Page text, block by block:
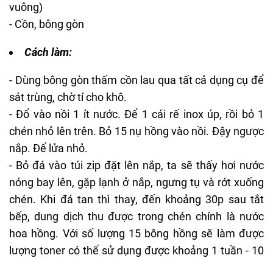
vuông)
- Cồn, bông gòn
Cách làm:
- Dùng bông gòn thấm cồn lau qua tất cả dụng cụ để
sát trùng, chờ tí cho khô.
- Đổ vào nồi 1 ít nước. Để 1 cái rế inox úp, rồi bỏ 1
chén nhỏ lên trên. Bỏ 15 nụ hồng vào nồi. Đậy ngược
nắp. Để lửa nhỏ.
- Bỏ đá vào túi zip đặt lên nắp, ta sẽ thấy hơi nước
nóng bay lên, gặp lạnh ở nắp, ngưng tụ và rớt xuống
chén. Khi đá tan thì thay, đến khoảng 30p sau tắt
bếp, dung dịch thu được trong chén chính là nước
hoa hồng. Với số lượng 15 bông hồng sẽ làm được
lượng toner có thể sử dụng được khoảng 1 tuần - 10